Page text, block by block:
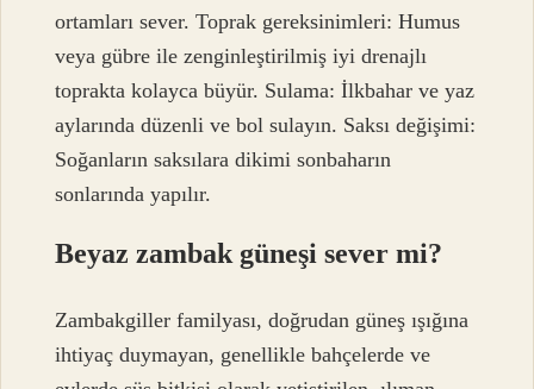
ortamları sever. Toprak gereksinimleri: Humus
veya gübre ile zenginleştirilmiş iyi drenajlı
toprakta kolayca büyür. Sulama: İlkbahar ve yaz
aylarında düzenli ve bol sulayın. Saksı değişimi:
Soğanların saksılara dikimi sonbaharın
sonlarında yapılır.
Beyaz zambak güneşi sever mi?
Zambakgiller familyası, doğrudan güneş ışığına
ihtiyaç duymayan, genellikle bahçelerde ve